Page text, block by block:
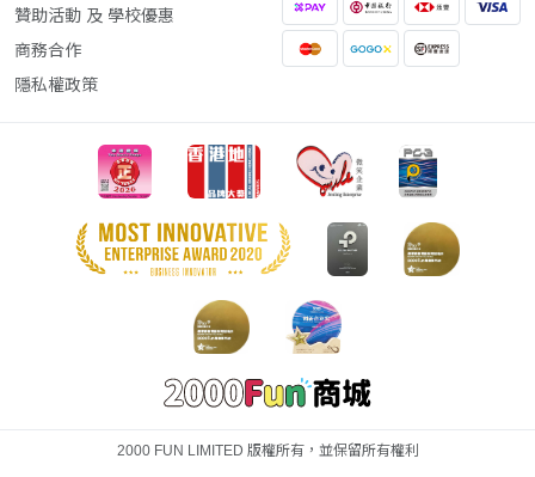
贊助活動 及 學校優惠
商務合作
隱私權政策
2000 FUN LIMITED 版權所有，並保留所有權利